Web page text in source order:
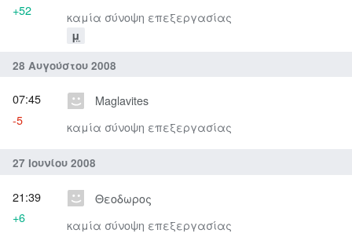
καμία σύνοψη επεξεργασίας
μ
+52
28 Αυγούστου 2008
Maglavites
καμία σύνοψη επεξεργασίας
07:45
-5
27 Ιουνίου 2008
Θεοδωρος
καμία σύνοψη επεξεργασίας
21:39
+6